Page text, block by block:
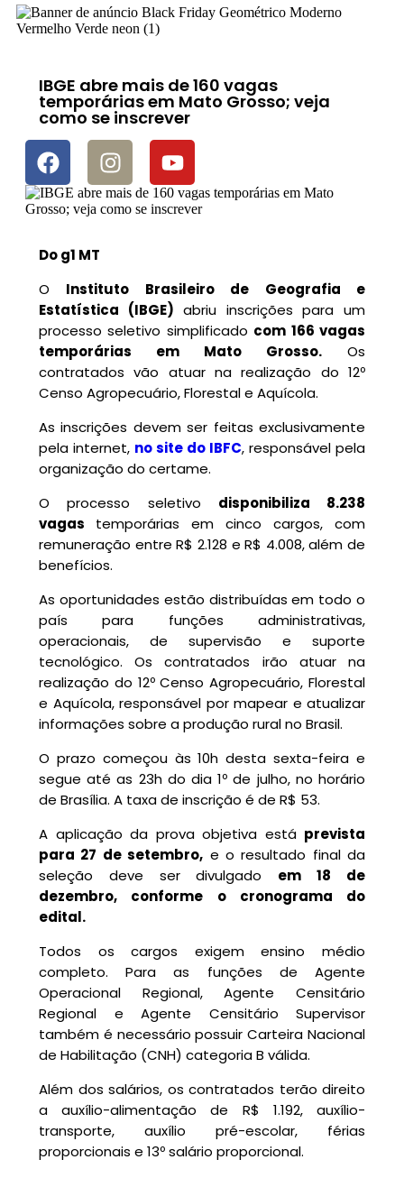
IBGE abre mais de 160 vagas
temporárias em Mato Grosso; veja
como se inscrever
Do g1 MT
O Instituto Brasileiro de Geografia e
Estatística (IBGE) abriu inscrições para um
processo seletivo simplificado com 166 vagas
temporárias em Mato Grosso. Os
contratados vão atuar na realização do 12º
Censo Agropecuário, Florestal e Aquícola.
As inscrições devem ser feitas exclusivamente
pela internet, no site do IBFC, responsável pela
organização do certame.
O processo seletivo disponibiliza 8.238
vagas temporárias em cinco cargos, com
remuneração entreR$ 2.128 e R$ 4.008, além de
benefícios.
As oportunidades estão distribuídas em todo o
país para funções administrativas,
operacionais, de supervisão e suporte
tecnológico. Os contratados irão atuar na
realização do 12º Censo Agropecuário, Florestal
e Aquícola, responsável por mapear e atualizar
informações sobre a produção rural no Brasil.
O prazo começou às 10h desta sexta-feira e
segue até as 23h do dia 1º de julho, no horário
de Brasília. A taxa de inscrição é de R$ 53.
A aplicação da prova objetiva está prevista
para 27 de setembro, e o resultado final da
seleção deve ser divulgado em 18 de
dezembro, conforme o cronograma do
edital.
Todos os cargos exigem ensino médio
completo. Para as funções de Agente
Operacional Regional, Agente Censitário
Regional e Agente Censitário Supervisor
também é necessário possuir Carteira Nacional
de Habilitação (CNH) categoria B válida.
Além dos salários, os contratados terão direito
a auxílio-alimentação de R$ 1.192, auxílio-
transporte, auxílio pré-escolar, férias
proporcionais e 13º salário proporcional.